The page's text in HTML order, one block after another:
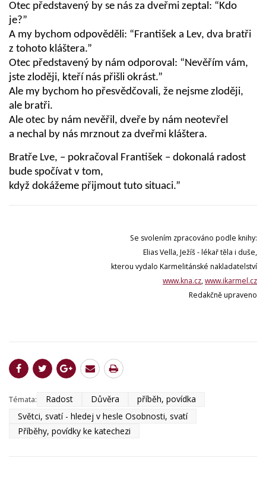
Otec představený by se nás za dveřmi zeptal: “Kdo
je?”
A my bychom odpověděli: “František a Lev, dva bratři
z tohoto kláštera.”
Otec představený by nám odporoval: “Nevěřím vám,
jste zloději, kteří nás přišli okrást.”
Ale my bychom ho přesvědčovali, že nejsme zloději,
ale bratři.
Ale otec by nám nevěřil, dveře by nám neotevřel
a nechal by nás mrznout za dveřmi kláštera.
Bratře Lve, – pokračoval František – dokonalá radost
bude spočívat v tom,
když dokážeme přijmout tuto situaci.”
Se svolením zpracováno podle knihy:
Elias Vella, Ježíš - lékař těla i duše,
kterou vydalo Karmelitánské nakladatelství
www.kna.cz,www.ikarmel.cz
Redakčně upraveno
Témata: Radost Důvěra
příběh, povídka
Světci, svatí - hledej v hesle Osobnosti, svatí
Příběhy, povídky ke katechezi